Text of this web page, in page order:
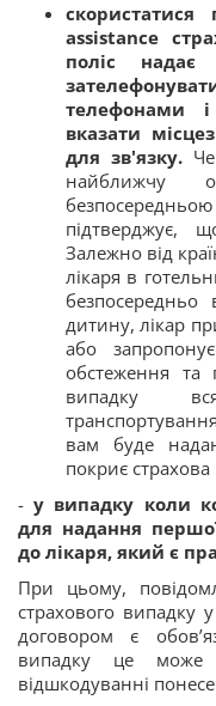
скористатися
assistance
поліс надає
телефонами
вказати
для зв'язку.
найближчу
підтверджує,
Залежно від
лікаря в
дитину, лікар
або
обстеження та
випадку
вам буде
покриє страхова
-у випадку коли
для надання
до лікаря, який є
При цьому,
страхового випадку
договором є
випадку це може
відшкодуванні